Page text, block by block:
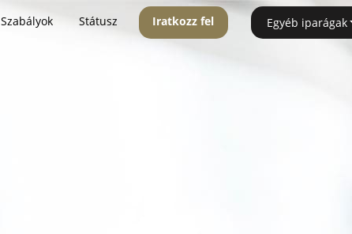
Szabályok Státusz Iratkozz fel Egyéb iparágak